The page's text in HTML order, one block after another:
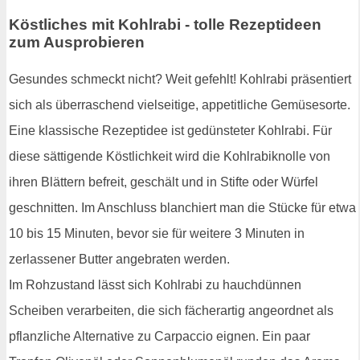
Köstliches mit Kohlrabi - tolle Rezeptideen
zum Ausprobieren
Gesundes schmeckt nicht? Weit gefehlt! Kohlrabi präsentiert
sich als überraschend vielseitige, appetitliche Gemüsesorte.
Eine klassische Rezeptidee ist gedünsteter Kohlrabi. Für
diese sättigende Köstlichkeit wird die Kohlrabiknolle von
ihren Blättern befreit, geschält und in Stifte oder Würfel
geschnitten. Im Anschluss blanchiert man die Stücke für etwa
10 bis 15 Minuten, bevor sie für weitere 3 Minuten in
zerlassener Butter angebraten werden.
Im Rohzustand lässt sich Kohlrabi zu hauchdünnen
Scheiben verarbeiten, die sich fächerartig angeordnet als
pflanzliche Alternative zu Carpaccio eignen. Ein paar